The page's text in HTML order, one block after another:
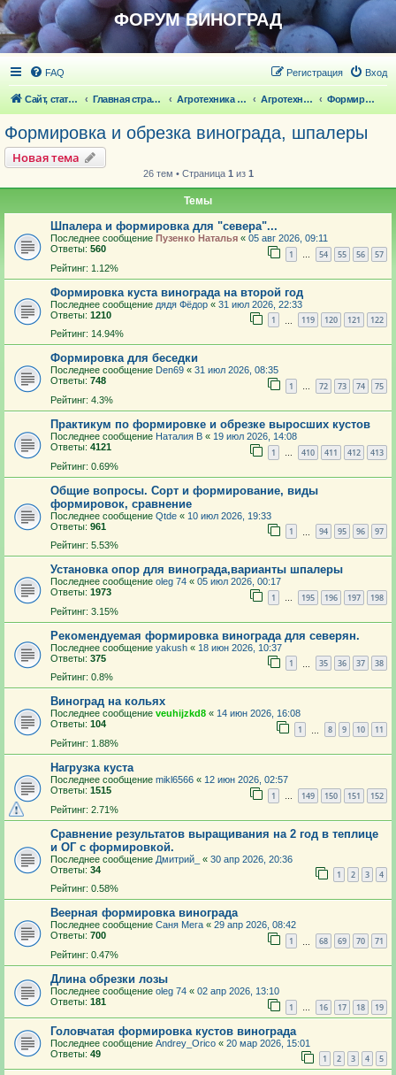
ФОРУМ ВИНОГРАД
FAQ Вход
Регистрация
Сайт, статьи Главная страница Агротехника выращивания винограда Агротехника выращивания винограда Формировка и обрезка винограда, шпалеры
Формировка и обрезка винограда, шпалеры
Новая тема
26 тем • Страница 1 из 1
Темы
Шпалера и формировка для "севера"...
Последнее сообщение Пузенко Наталья « 05 авг 2026, 09:11
Ответы: 560 1 … 54 55 56 57
Рейтинг: 1.12%
Формировка куста винограда на второй год
Последнее сообщение дядя Фёдор « 31 июл 2026, 22:33
Ответы: 1210 1 119 120 121 122
Рейтинг: 14.94%
Формировка для беседки
Последнее сообщение Den69 « 31 июл 2026, 08:35
Ответы: 748 1 … 72 73 74 75
Рейтинг: 4.3%
Практикум по формировке и обрезке выросших кустов
Последнее сообщение Наталия В « 19 июл 2026, 14:08
Ответы: 4121 1 … 410 411 412 413
Рейтинг: 0.69%
Общие вопросы. Сорт и формирование, виды
формировок, сравнение
Последнее сообщение Qtde « 10 июл 2026, 19:33
Ответы: 961 1 94 95 96 97
Рейтинг: 5.53%
Установка опор для винограда,варианты шпалеры
Последнее сообщение oleg 74 « 05 июл 2026, 00:17
Ответы: 1973 1 … 195 196 197 198
Рейтинг: 3.15%
Рекомендуемая формировка винограда для северян.
Последнее сообщение yakush « 18 июн 2026, 10:37
Ответы: 375 1 35 36 37 38
Рейтинг: 0.8%
Виноград на кольях
Последнее сообщение veuhijzkd8 « 14 июн 2026, 16:08
Ответы: 104 1 8 9 10 11
Рейтинг: 1.88%
Нагрузка куста
Последнее сообщение mikl6566 « 12 июн 2026, 02:57
Ответы: 1515 1 … 149 150 151 152
Рейтинг: 2.71%
Сравнение результатов выращивания на 2 год в теплице
и ОГ с формировкой.
Последнее сообщение Дмитрий_ « 30 апр 2026, 20:36
Ответы: 34 1 2 3 4
Рейтинг: 0.58%
Веерная формировка винограда
Последнее сообщение Саня Мега « 29 апр 2026, 08:42
Ответы: 700 1 68 69 70 71
Рейтинг: 0.47%
Длина обрезки лозы
Последнее сообщение oleg 74 « 02 апр 2026, 13:10
Ответы: 181 1 … 16 17 18 19
Головчатая формировка кустов винограда
Последнее сообщение Andrey_Orico « 20 мар 2026, 15:01
Ответы: 49 1 2 3 4 5